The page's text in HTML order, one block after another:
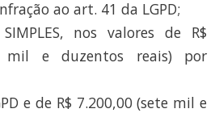
ao art. 41 da LGPD;
nos valores de R$
mil e duzentos reais) por
e de R$ 7.200,00 (sete mil e